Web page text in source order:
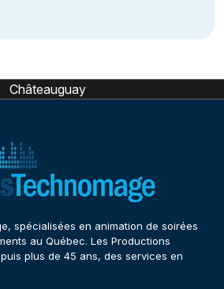
Châteauguay
spécialisées en animation de soirées
au Québec. Les Productions
plus de 45 ans, des services en